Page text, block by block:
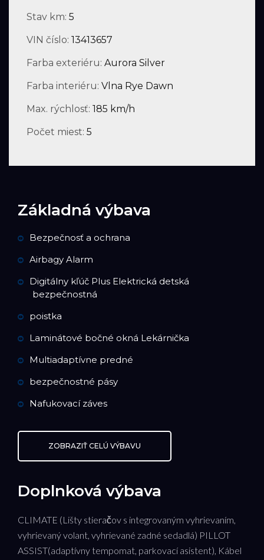
Stav km: 5
VIN číslo: 13413657
Farba exteriéru: Aurora Silver
Farba interiéru: Vlna Rye Dawn
Max. rýchlosť: 185 km/h
Počet miest: 5
Základná výbava
Bezpečnosť a ochrana
Airbagy Alarm
Digitálny kľúč Plus Elektrická detská
bezpečnostná
poistka
Laminátové bočné okná Lekárnička
Multiadaptívne predné
bezpečnostné pásy
Nafukovací záves
ZOBRAZIŤ CELÚ VÝBAVU
Doplnková výbava
CLIMATE (Lišty stieračov s integrovaným vyhrievaním,
vyhrievaný volant, vyhrievané zadné sedadlá) PILLOT
ASSIST(adaptívny tempomat, parkovací asistent), Kábel